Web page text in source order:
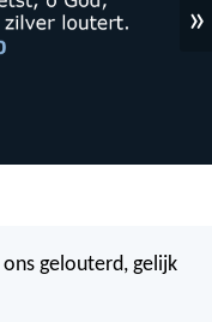
»
ons gelouterd, gelijk